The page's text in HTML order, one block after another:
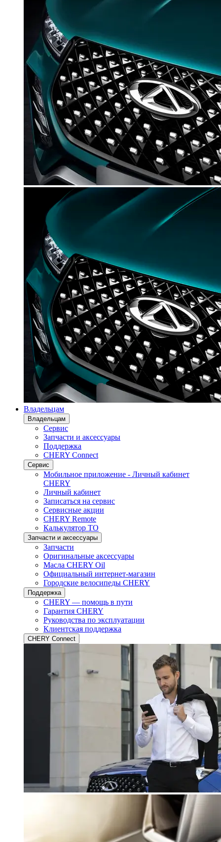
Владельцам
Владельцам
Сервис
Запчасти и аксессуары
Поддержка
CHERY Connect
Сервис
Мобильное приложение - Личный кабинет
CHERY
Личный кабинет
Записаться на сервис
Сервисные акции
CHERY Remote
Калькулятор ТО
Запчасти и аксессуары
Запчасти
Оригинальные аксессуары
Масла CHERY Oil
Официальный интернет-магазин
Городские велосипеды CHERY
Поддержка
CHERY — помощь в пути
Гарантия CHERY
Руководства по эксплуатации
Клиентская поддержка
CHERY Connect